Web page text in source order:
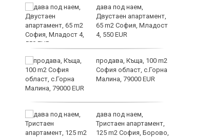
дава под наем,
Двустаен апартамент,
65 m2 София, Младост
4, 550 EUR
продава, Къща, 100 m2
София област, с.Горна
Малина, 79000 EUR
дава под наем,
Тристаен апартамент,
125 m2 София, Борово,